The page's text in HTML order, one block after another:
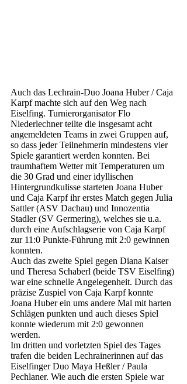
Auch das Lechrain-Duo Joana Huber / Caja
Karpf machte sich auf den Weg nach
Eiselfing. Turnierorganisator Flo
Niederlechner teilte die insgesamt acht
angemeldeten Teams in zwei Gruppen auf,
so dass jeder Teilnehmerin mindestens vier
Spiele garantiert werden konnten. Bei
traumhaftem Wetter mit Temperaturen um
die 30 Grad und einer idyllischen
Hintergrundkulisse starteten Joana Huber
und Caja Karpf ihr erstes Match gegen Julia
Sattler (ASV Dachau) und Innozentia
Stadler (SV Germering), welches sie u.a.
durch eine Aufschlagserie von Caja Karpf
zur 11:0 Punkte-Führung mit 2:0 gewinnen
konnten.
Auch das zweite Spiel gegen Diana Kaiser
und Theresa Schaberl (beide TSV Eiselfing)
war eine schnelle Angelegenheit. Durch das
präzise Zuspiel von Caja Karpf konnte
Joana Huber ein ums andere Mal mit harten
Schlägen punkten und auch dieses Spiel
konnte wiederum mit 2:0 gewonnen
werden.
Im dritten und vorletzten Spiel des Tages
trafen die beiden Lechrainerinnen auf das
Eiselfinger Duo Maya Heßler / Paula
Pechlaner. Wie auch die ersten Spiele war